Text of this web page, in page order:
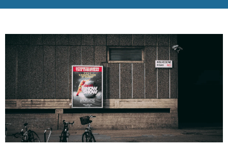
頁
面
頁
面
頁
面
頁
面
頁
面
頁
面
頁
面
頁
面
頁
面
頁
面
頁
面
面
面
頁
面
頁
面
頁
面
頁
面
頁
面
頁
面
頁
面
頁
面
頁
面
頁
面
頁
面
頁
面
頁
面
頁
面
頁
面
頁
面
頁
面
頁
面
頁
面
頁
面
頁
面
頁
面
頁
面
頁
面
頁
面
頁
面
頁
面